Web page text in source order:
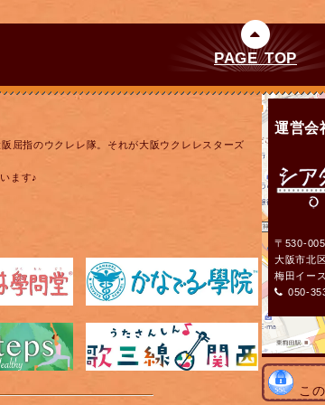
PAGE TOP
屈指のウクレレ隊。それが大阪ウクレレスターズ
ます♪
運営会
〒530-
大阪市北
梅田イー
050-
こ